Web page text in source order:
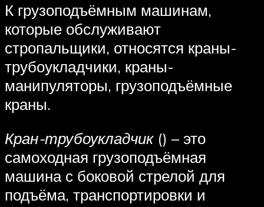
К грузоподъёмным машинам,
которые обслуживают
стропальщики, относятся краны-
трубоукладчики, краны-
манипуляторы, грузоподъёмные
краны.
Кран-трубоукладчик() – это
самоходная грузоподъёмная
машина с боковой стрелой для
подъёма, транспортировки и